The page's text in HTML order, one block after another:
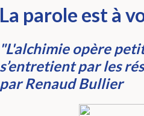
parole est à
opère
par les
Renaud Bullier